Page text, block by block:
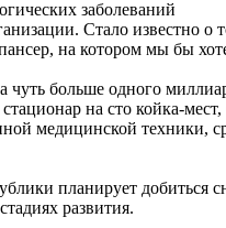
Стало известно о
на котором мы бы
больше одного
на сто койка-
медицинской техники,
планирует добиться
развития.